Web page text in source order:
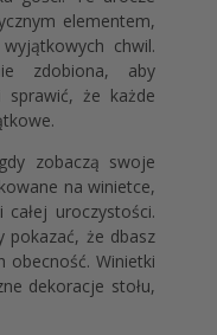
elementem,
chwil.
zdobiona, aby
sprawić, że każde
zobaczą swoje
na winietce,
uroczystości.
pokazać, że dbasz
obecność. Winietki
dekoracje stołu,